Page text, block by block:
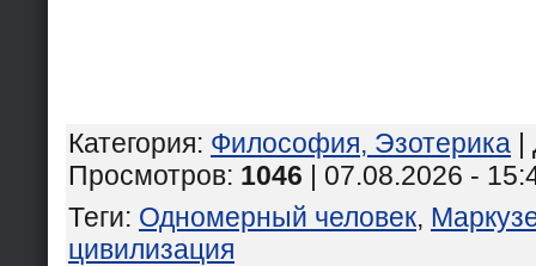
Категория: Философия, Эзотерика |
Просмотров: 1046 | 07.08.2026 -
Теги: Одномерный человек,
цивилизация